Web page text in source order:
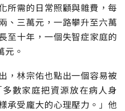
所需的日常照顧與雜費，每
、三萬元，一路攀升至六萬
至十年，一個失智症家庭的
元。
，林宗佑也點出一個容易被
數家庭把資源放在病人身
承受龐大的心理壓力。」他